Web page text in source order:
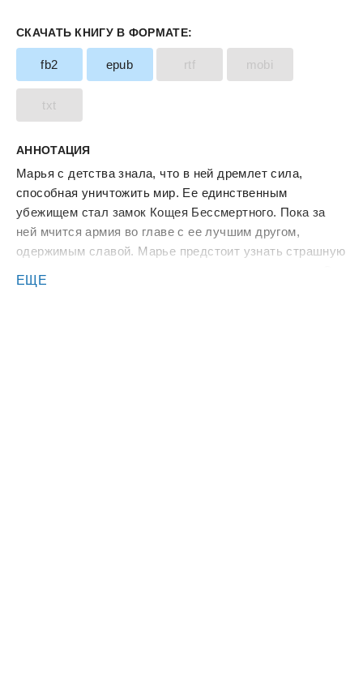
СКАЧАТЬ КНИГУ В ФОРМАТЕ:
fb2 epub rtf mobi
txt
АННОТАЦИЯ
Марья с детства знала, что в ней дремлет сила,
способная уничтожить мир. Ее единственным
убежищем стал замок Кощея Бессмертного. Пока за
ней мчится армия во главе с ее лучшим другом,
одержимым славой. Марье предстоит узнать страшную
приходят под знаменами героев. И чтобы спасти оба
ЕЩЕ